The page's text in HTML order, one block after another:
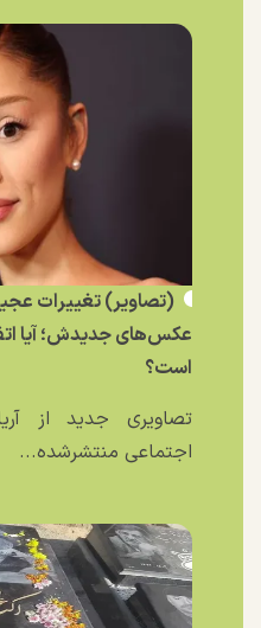
(تصاویر) تغییرات
عکس‌های جدیدش؛ آیا
است؟
تصاویری جدید از
اجتماعی منتشرشده...